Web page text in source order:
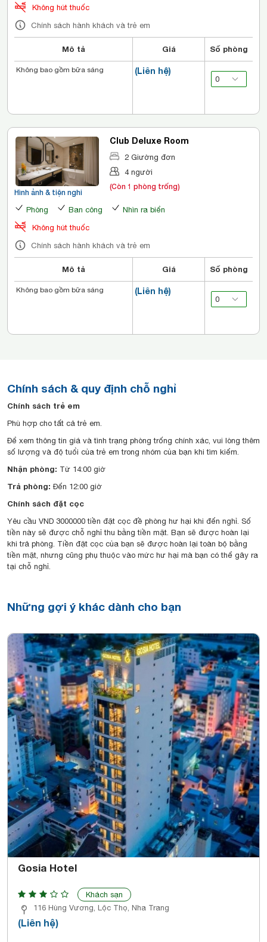
Không hút thuốc
Chính sách hành khách và trẻ em
Mô tả Giá Số phòng
(Liên hệ)
Không bao gồm bữa sáng
Hình ảnh & tiện nghi
Club Deluxe Room
2 Giường đơn
4 người
(Còn 1 phòng trống)
Phòng Ban công
Nhìn ra biển
Không hút thuốc
Chính sách hành khách và trẻ em
Mô tả Giá Số phòng
(Liên hệ)
Không bao gồm bữa sáng
Chính sách & quy định chỗ nghỉ
Chính sách trẻ em
Phù hợp cho tất cả trẻ em.
Để xem thông tin giá và tình trạng phòng trống chính xác, vui lòng thêm
số lượng và độ tuổi của trẻ em trong nhóm của bạn khi tìm kiếm.
Nhận phòng: Từ 14:00 giờ
Trả phòng: Đến 12:00 giờ
Chính sách đặt cọc
Yêu cầu VND 3000000 tiền đặt cọc đề phòng hư hại khi đến nghỉ. Số
tiền này sẽ được chỗ nghỉ thu bằng tiền mặt. Bạn sẽ được hoàn lại
khi trả phòng. Tiền đặt cọc của bạn sẽ được hoàn lại toàn bộ bằng
tiền mặt, nhưng cũng phụ thuộc vào mức hư hại mà bạn có thể gây ra
tại chỗ nghỉ.
Những gợi ý khác dành cho bạn
Gosia Hotel
Khách sạn
116 Hùng Vương, Lộc Thọ, Nha Trang
(Liên hệ)